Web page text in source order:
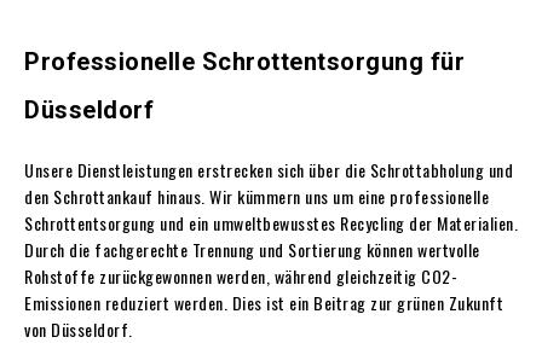
Professionelle Schrottentsorgung für
Düsseldorf
Unsere Dienstleistungen erstrecken sich über die Schrottabholung und
den Schrottankauf hinaus. Wir kümmern uns um eine professionelle
Schrottentsorgung und ein umweltbewusstes Recycling der Materialien.
Durch die fachgerechte Trennung und Sortierung können wertvolle
Rohstoffe zurückgewonnen werden, während gleichzeitig CO2-
Emissionen reduziert werden. Dies ist ein Beitrag zur grünen Zukunft
von Düsseldorf.